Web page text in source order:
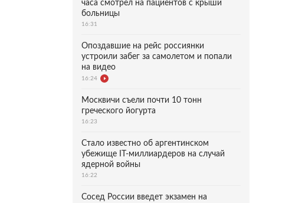
часа смотрел на пациентов с крыши
больницы
16:31
Опоздавшие на рейс россиянки
устроили забег за самолетом и попали
на видео
16:24
Москвичи съели почти 10 тонн
греческого йогурта
16:23
Стало известно об аргентинском
убежище IT-миллиардеров на случай
ядерной войны
16:22
Сосед России введет экзамен на